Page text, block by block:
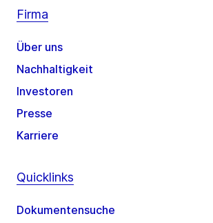
Firma
Über uns
Nachhaltigkeit
Investoren
Presse
Karriere
Quicklinks
Dokumentensuche